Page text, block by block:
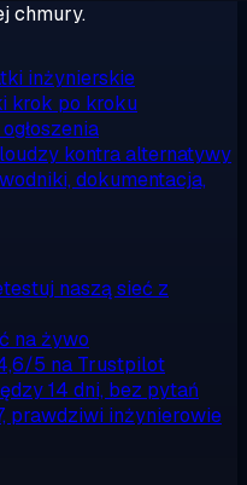
chmury.
inżynierskie
krok po kroku
kontra alternatywy
dokumentacja,
naszą sieć z
na żywo
5 na Trustpilot
14 dni, bez pytań
prawdziwi inżynierowie